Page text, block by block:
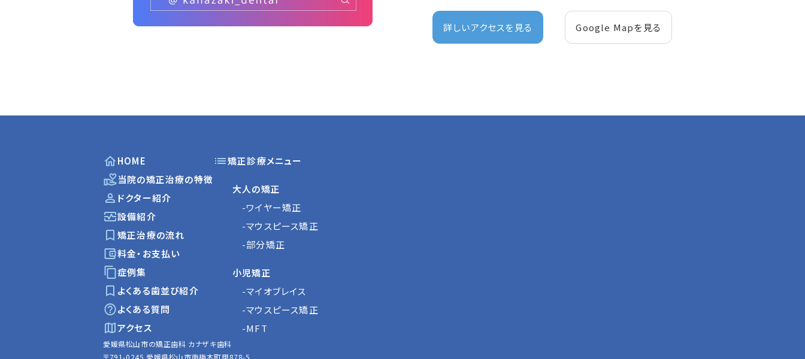
詳しいアクセスを見る Google Mapを見る
HOME
当院の矯正治療の特徴
ドクター紹介
設備紹介
矯正治療の流れ
料金・お支払い
症例集
よくある歯並び紹介
よくある質問
アクセス
矯正診療メニュー
大人の矯正
-ワイヤー矯正
-マウスピース矯正
-部分矯正
小児矯正
-マイオブレイス
-マウスピース矯正
-MFT
愛媛県松山市の矯正歯科 カナザキ歯科
〒791-0245 愛媛県松山市南梅本町甲878-5